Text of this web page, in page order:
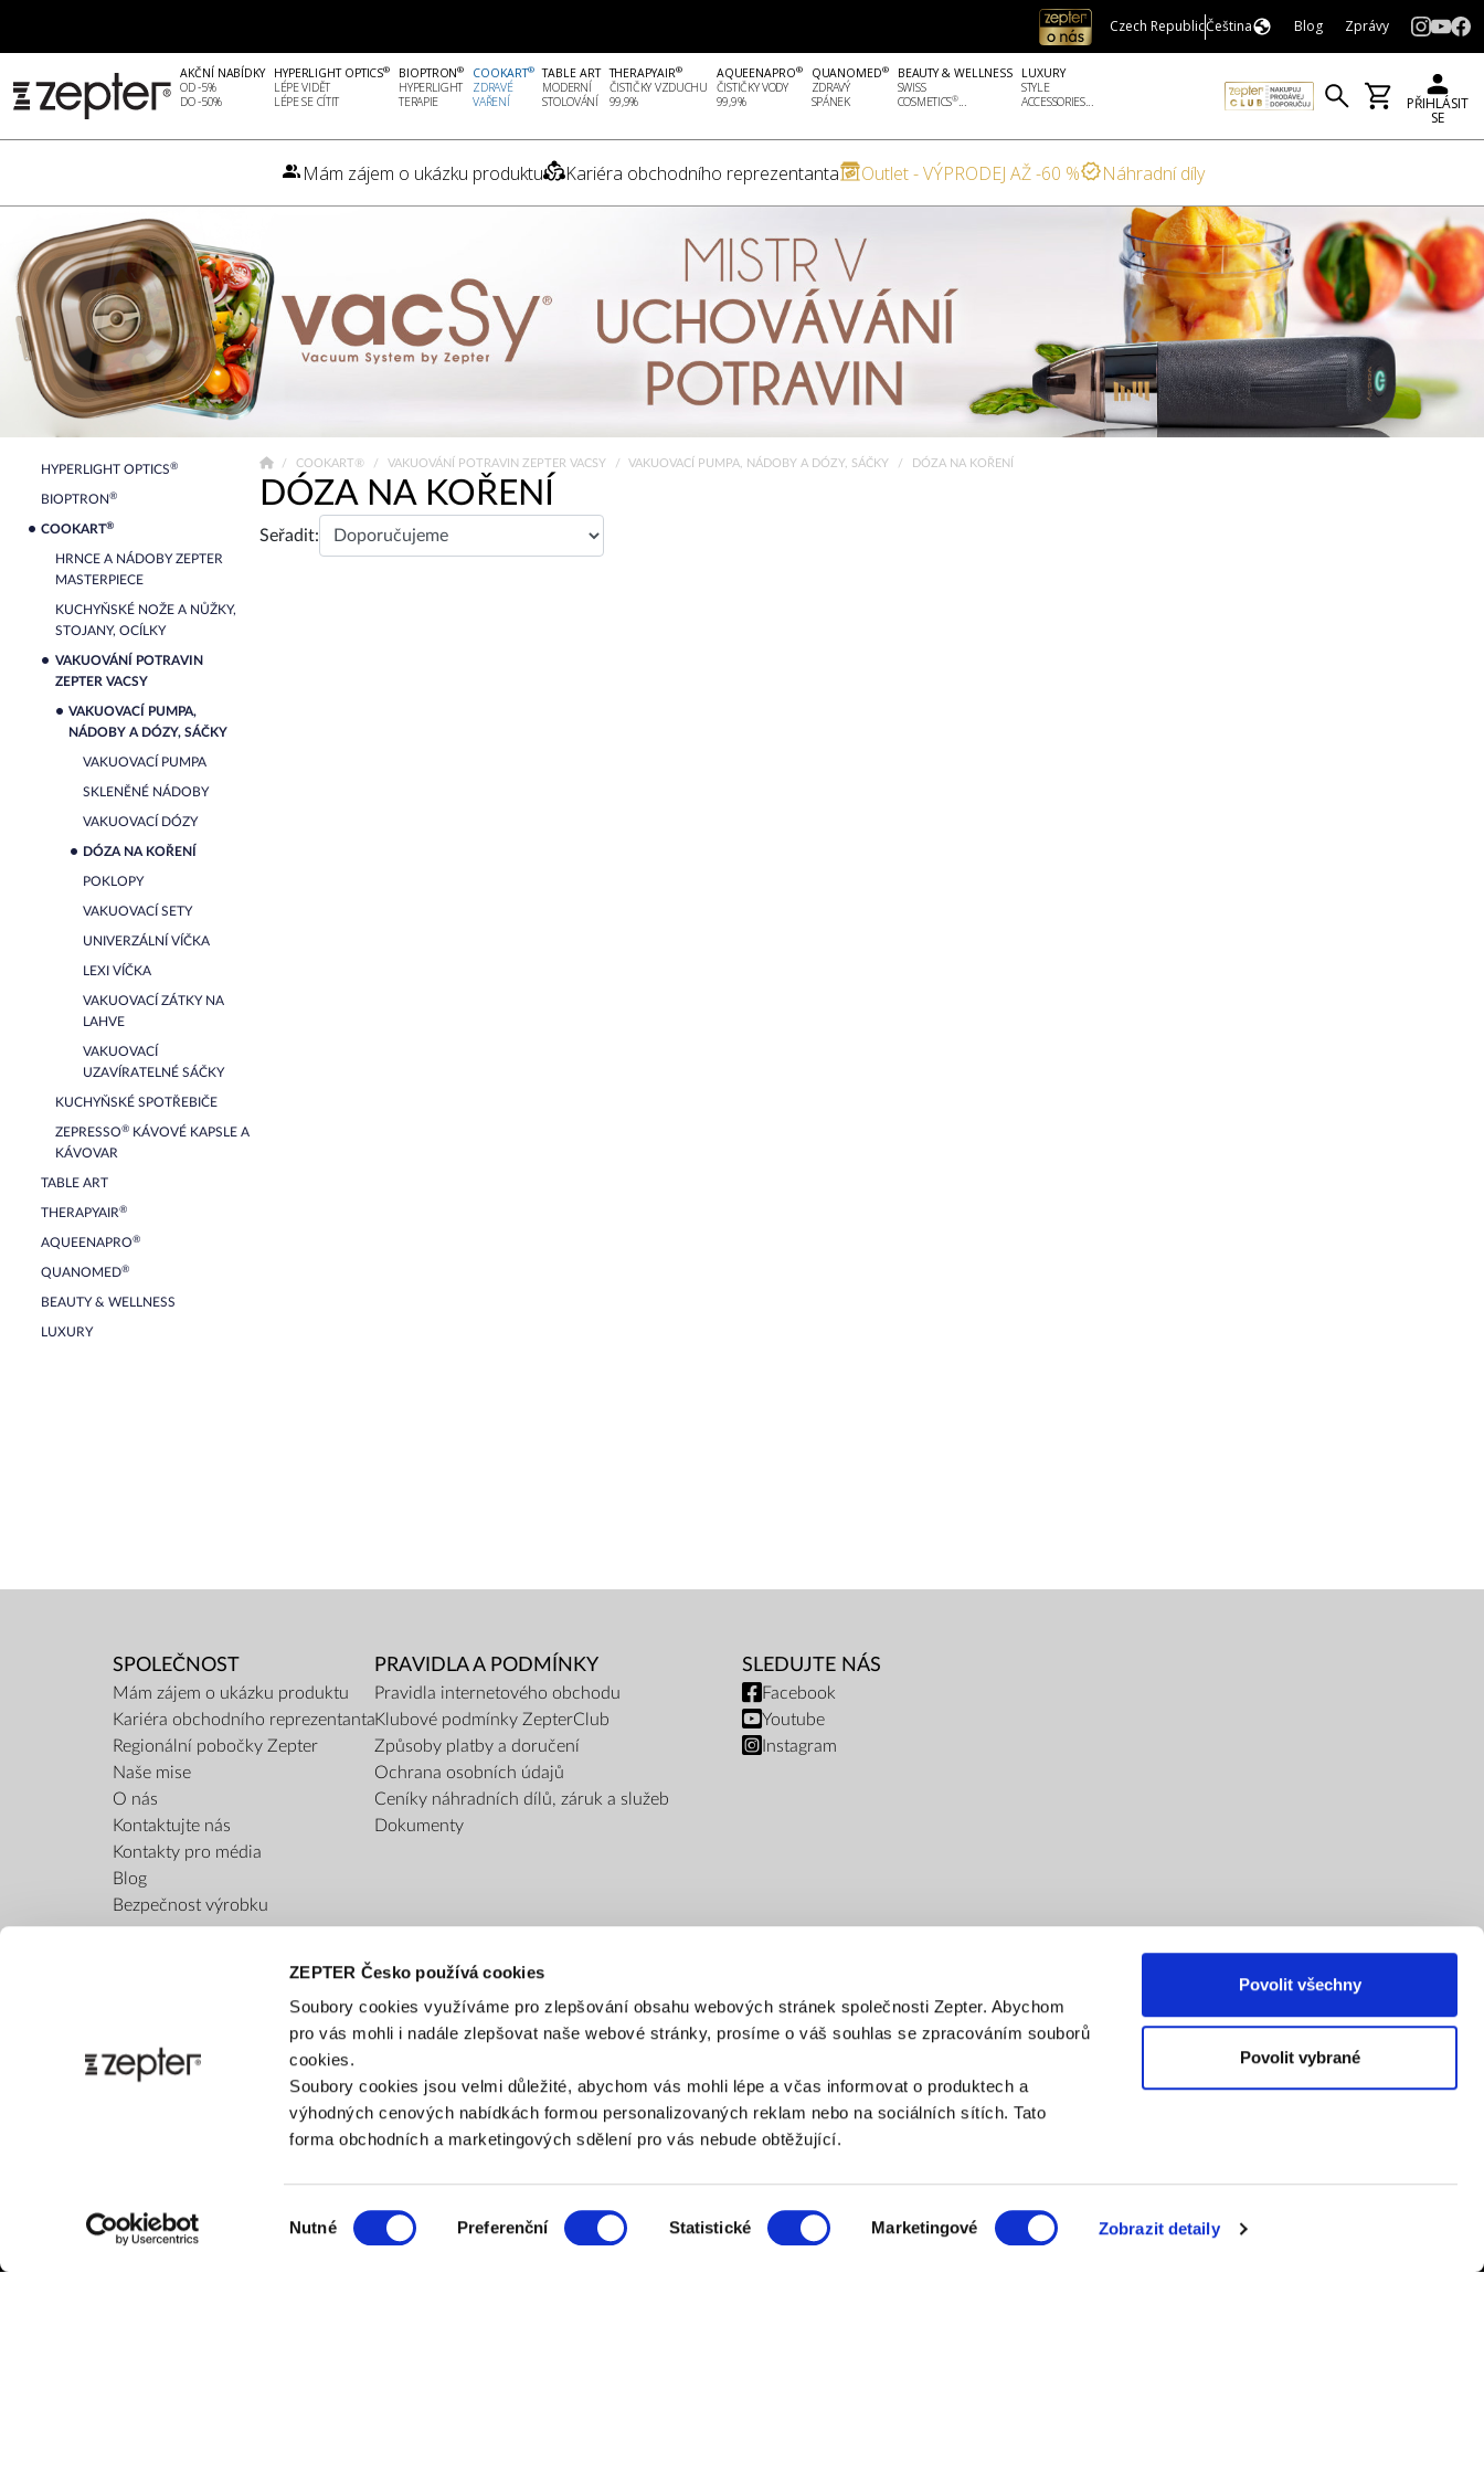
ZEPTER Česko používá cookies
Soubory cookies využíváme pro zlepšování obsahu webových stránek společnosti Zepter. Abychom
pro vás mohli i nadále zlepšovat naše webové stránky, prosíme o váš souhlas se zpracováním souborů
cookies.
Soubory cookies jsou velmi důležité, abychom vás mohli lépe a včas informovat o produktech a
výhodných cenových nabídkách formou personalizovaných reklam nebo na sociálních sítích. Tato
forma obchodních a marketingových sdělení pro vás nebude obtěžující.
souhlasu
Nutné Preferenční Statistické Marketingové Zobrazit detaily
Povolit všechny
Povolit vybrané
Czech RepublicČeština Blog Zprávy
AKČNÍ NABÍDKY
OD -5%
DO -50%
HYPERLIGHT OPTICS®
LÉPE VIDĚT
LÉPE SE CÍTIT
BIOPTRON®
HYPERLIGHT
TERAPIE
COOKART®
ZDRAVÉ
VAŘENÍ
TABLE ART
MODERNÍ
STOLOVÁNÍ
THERAPYAIR®
ČISTIČKY VZDUCHU
99,9%
AQUEENAPRO®
ČISTIČKY VODY
99,9%
QUANOMED®
ZDRAVÝ
SPÁNEK
BEAUTY & WELLNESS
SWISS
COSMETICS®...
LUXURY
STYLE
ACCESSORIES...
PŘIHLÁSIT
SE
Mám zájem o ukázku produktu Kariéra obchodního reprezentanta Outlet - VÝPRODEJ AŽ -60 % Náhradní díly
HYPERLIGHT OPTICS®
BIOPTRON®
COOKART®
HRNCE A NÁDOBY ZEPTER
MASTERPIECE
KUCHYŇSKÉ NOŽE A NŮŽKY,
STOJANY, OCÍLKY
VAKUOVÁNÍ POTRAVIN
ZEPTER VACSY
VAKUOVACÍ PUMPA,
NÁDOBY A DÓZY, SÁČKY
VAKUOVACÍ PUMPA
SKLENĚNÉ NÁDOBY
VAKUOVACÍ DÓZY
DÓZA NA KOŘENÍ
POKLOPY
VAKUOVACÍ SETY
UNIVERZÁLNÍ VÍČKA
LEXI VÍČKA
VAKUOVACÍ ZÁTKY NA
LAHVE
VAKUOVACÍ
UZAVÍRATELNÉ SÁČKY
KUCHYŇSKÉ SPOTŘEBIČE
ZEPRESSO®KÁVOVÉ KAPSLE A
KÁVOVAR
TABLE ART
THERAPYAIR®
AQUEENAPRO®
QUANOMED®
BEAUTY & WELLNESS
LUXURY
COOKART® VAKUOVÁNÍ POTRAVIN ZEPTER VACSY VAKUOVACÍ PUMPA, NÁDOBY A DÓZY, SÁČKY DÓZA NA KOŘENÍ
DÓZA NA KOŘENÍ
Seřadit:
SPOLEČNOST
Mám zájem o ukázku produktu
Kariéra obchodního reprezentanta
Regionální pobočky Zepter
Naše mise
O nás
Kontaktujte nás
Kontakty pro média
Blog
Bezpečnost výrobku
PRAVIDLA A PODMÍNKY
Pravidla internetového obchodu
Klubové podmínky ZepterClub
Způsoby platby a doručení
Ochrana osobních údajů
Ceníky náhradních dílů, záruk a služeb
Dokumenty
SLEDUJTE NÁS
Facebook
Youtube
Instagram
Platba bankovním převodem Platba na dobírku